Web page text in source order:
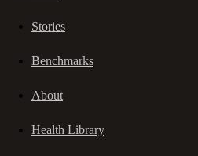
Stories
Benchmarks
About
Health Library